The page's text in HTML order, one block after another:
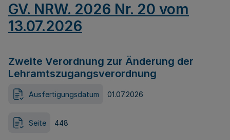
GV. NRW. 2026 Nr. 20 vom
13.07.2026
Zweite Verordnung zur Änderung der
Lehramtszugangsverordnung
Ausfertigungsdatum 01.07.2026
Seite 448